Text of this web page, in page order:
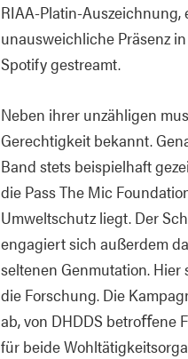
RIAA-Platin-
unausweichliche Präsenz
Spotify gestreamt.
Neben ihrer unzähligen
Gerechtigkeit bekannt.
Band stets beispielhaft
die Pass The Mic
Umweltschutz liegt. Der
engagiert sich außerdem
seltenen Genmutation.
die Forschung. Die
ab, von DHDDS betroﬀene
für beide